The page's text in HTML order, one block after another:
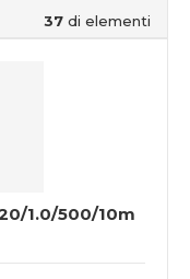
37 di elementi
1.0/500/10m